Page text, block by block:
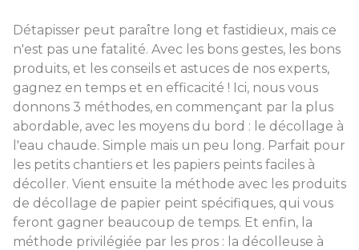
Détapisser peut paraître long et fastidieux, mais ce
n'est pas une fatalité. Avec les bons gestes, les bons
produits, et les conseils et astuces de nos experts,
gagnez en temps et en efficacité ! Ici, nous vous
donnons 3 méthodes, en commençant par la plus
abordable, avec les moyens du bord : le décollage à
l'eau chaude. Simple mais un peu long. Parfait pour
les petits chantiers et les papiers peints faciles à
décoller. Vient ensuite la méthode avec les produits
de décollage de papier peint spécifiques, qui vous
feront gagner beaucoup de temps. Et enfin, la
méthode privilégiée par les pros : la décolleuse à